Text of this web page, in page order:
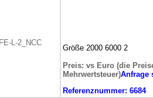
FE-L-2_NCC
Größe 2000 6000 2
Preis: vs Euro (die
Mehrwertsteuer)Anfrage
Referenznummer: 6684